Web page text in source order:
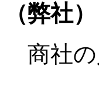
（弊社）
商社の